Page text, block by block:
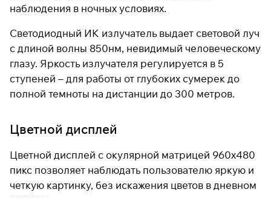
наблюдения в ночных условиях.
Светодиодный ИК излучатель выдает световой луч
с длиной волны 850нм, невидимый человеческому
глазу. Яркость излучателя регулируется в 5
ступеней – для работы от глубоких сумерек до
полной темноты на дистанции до 300 метров.
Цветной дисплей
Цветной дисплей с окулярной матрицей 960x480
пикс позволяет наблюдать пользователю яркую и
четкую картинку, без искажения цветов в дневном